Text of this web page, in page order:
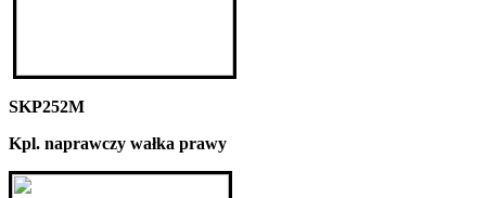
SKP252M
Kpl. naprawczy wałka prawy